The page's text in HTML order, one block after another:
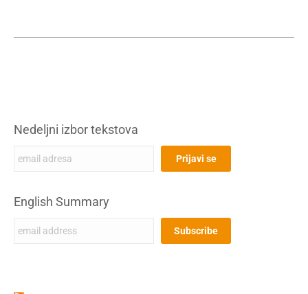
Nedeljni izbor tekstova
English Summary